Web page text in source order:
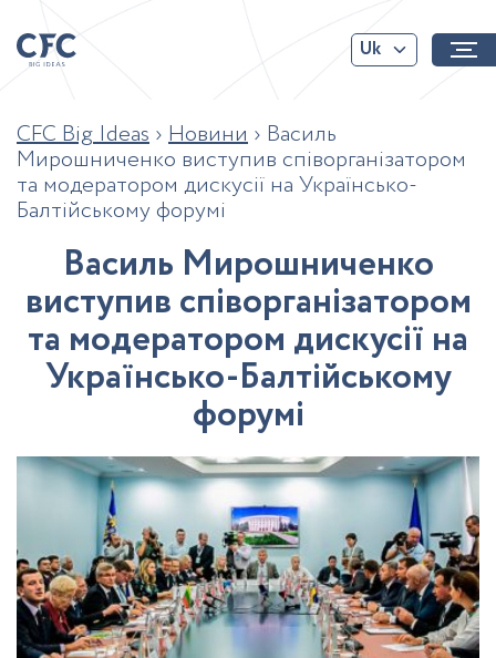
Uk
CFC Big Ideas › Новини › Василь
Мирошниченко виступив співорганізатором
та модератором дискусії на Українсько-
Балтійському форумі
Василь Мирошниченко
виступивспіворганізатором
та модератором дискусії на
Українсько-Балтійському
форумі